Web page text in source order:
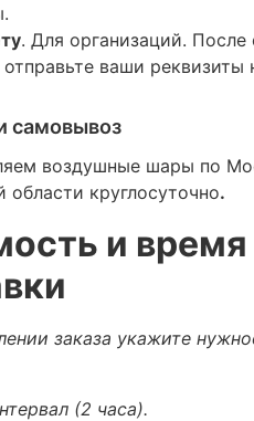
. Для организаций.
отправьте ваши реквизиты
самовывоз
воздушные шары по
области круглосуточно.
и время
заказа укажите
(2 часа).